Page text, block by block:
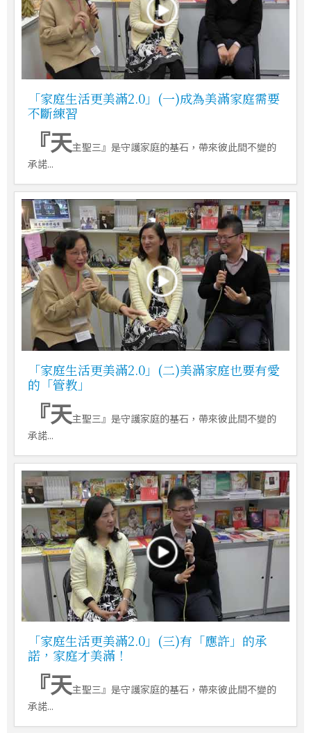
「家庭生活更美滿2.0」(一)成為美滿家庭需要
不斷練習
『天主聖三』是守護家庭的基石，帶來彼此間不變的
承諾...
「家庭生活更美滿2.0」(二)美滿家庭也要有愛
的「管教」
『天主聖三』是守護家庭的基石，帶來彼此間不變的
承諾...
「家庭生活更美滿2.0」(三)有「應許」的承
諾，家庭才美滿！
『天主聖三』是守護家庭的基石，帶來彼此間不變的
承諾...